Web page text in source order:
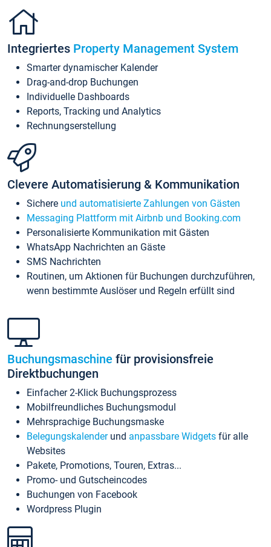
Integriertes Property Management System
Smarter dynamischer Kalender
Drag-and-drop Buchungen
Individuelle Dashboards
Reports, Tracking und Analytics
Rechnungserstellung
Clevere Automatisierung & Kommunikation
Sichere und automatisierte Zahlungen von Gästen
Messaging Plattform mit Airbnb und Booking.com
Personalisierte Kommunikation mit Gästen
WhatsApp Nachrichten an Gäste
SMS Nachrichten
Routinen, um Aktionen für Buchungen durchzuführen,
wenn bestimmte Auslöser und Regeln erfüllt sind
Buchungsmaschine für provisionsfreie
Direktbuchungen
Einfacher 2-Klick Buchungsprozess
Mobilfreundliches Buchungsmodul
Mehrsprachige Buchungsmaske
Belegungskalenderund anpassbare Widgets für alle
Websites
Pakete, Promotions, Touren, Extras...
Promo- und Gutscheincodes
Buchungen von Facebook
Wordpress Plugin